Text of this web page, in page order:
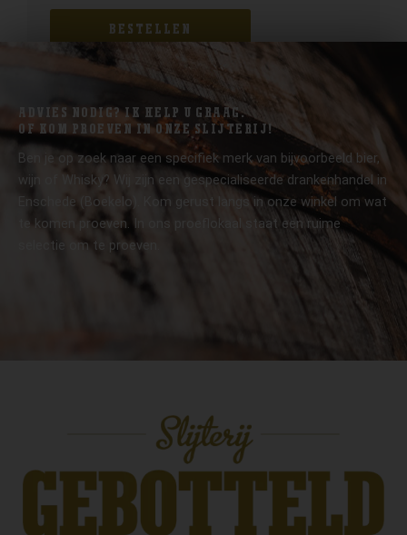
BESTELLEN
ADVIES NODIG? IK HELP U GRAAG.
OF KOM PROEVEN IN ONZE SLIJTERIJ!
Ben je op zoek naar een specifiek merk van bijvoorbeeld bier,
wijn of Whisky? Wij zijn een gespecialiseerde drankenhandel in
Enschede (Boekelo). Kom gerust langs in onze winkel om wat
te komen proeven. In ons proeflokaal staat een ruime
selectie om te proeven.